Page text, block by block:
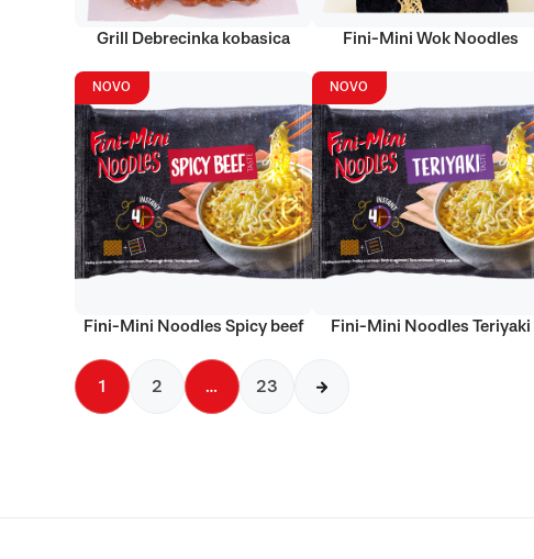
Grill Debrecinka kobasica Fini-Mini Wok Noodles
NOVO
Fini-Mini Noodles Spicy beef
NOVO
Fini-Mini Noodles Teriyaki
1 2 … 23